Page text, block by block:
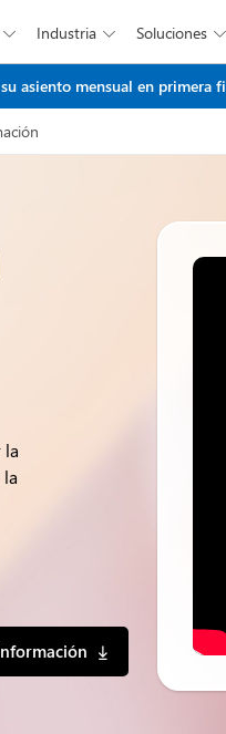
 Industria  Soluciones 
mensual en primera
la